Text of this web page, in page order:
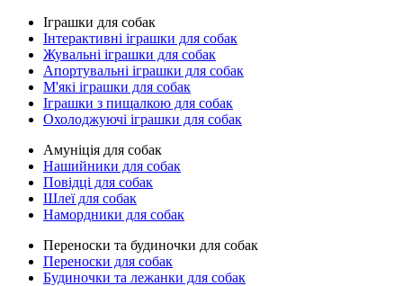
Іграшки для собак
Інтерактивні іграшки для собак
Жувальні іграшки для собак
Апортувальні іграшки для собак
М'які іграшки для собак
Іграшки з пищалкою для собак
Охолоджуючі іграшки для собак
Амуніція для собак
Нашийники для собак
Повідці для собак
Шлеї для собак
Намордники для собак
Переноски та будиночки для собак
Переноски для собак
Будиночки та лежанки для собак